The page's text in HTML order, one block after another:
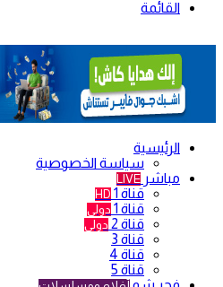
القائمة
الرئيسية
سياسة الخصوصية
مباشر LIVE
قناة 1 HD
قناة 1 دولي
قناة 2 دولي
قناة 3
قناة 4
قناة 5